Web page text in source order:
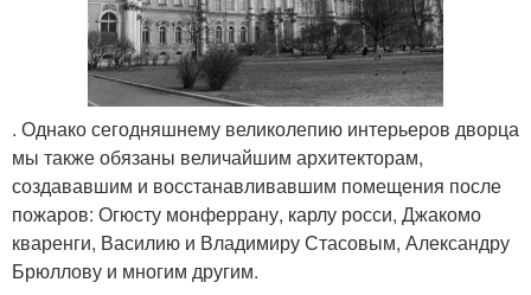
. Однако сегодняшнему великолепию интерьеров дворца
мы также обязаны величайшим архитекторам,
создававшим и восстанавливавшим помещения после
пожаров: Огюсту монферрану, карлу росси, Джакомо
кваренги, Василию и Владимиру Стасовым, Александру
Брюллову и многим другим.